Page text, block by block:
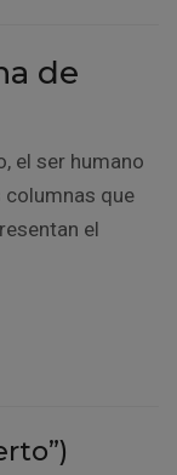
de
el ser humano
que
el